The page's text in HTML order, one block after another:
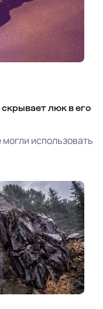
скрывает люк в его
использовать